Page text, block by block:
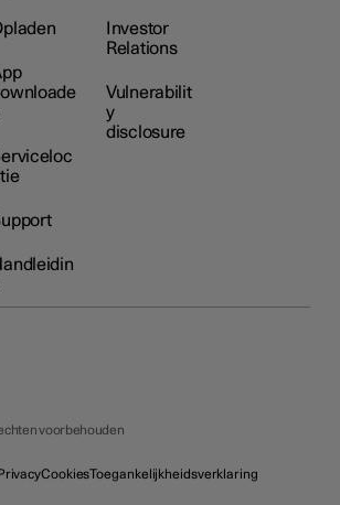
Investor
Relations
Vulnerabilit
y
disclosure
voorbehouden
CookiesToegankelijkheidsverklaring